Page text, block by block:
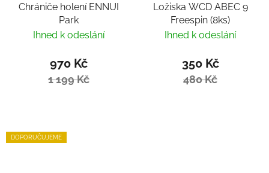
Chrániče holení ENNUI
Park
Ihned k odeslání
970 Kč
1 199 Kč
Ložiska WCD ABEC 9
Freespin (8ks)
Ihned k odeslání
350 Kč
480 Kč
DOPORUČUJEME